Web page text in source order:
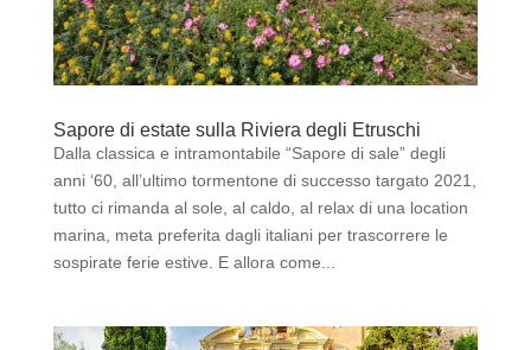
Sapore di estate sulla Riviera degli Etruschi
Dalla classica e intramontabile “Sapore di sale” degli
anni ‘60, all’ultimo tormentone di successo targato 2021,
tutto ci rimanda al sole, al caldo, al relax di una location
marina, meta preferita dagli italiani per trascorrere le
sospirate ferie estive. E allora come...